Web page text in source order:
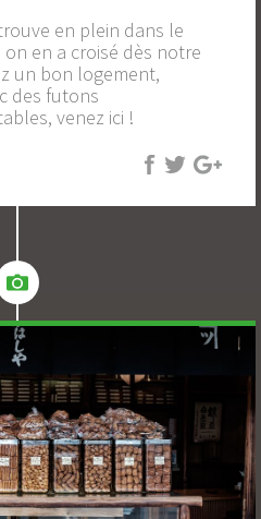
en plein dans le
en a croisé dès notre
un bon logement,
des futons
venez ici !